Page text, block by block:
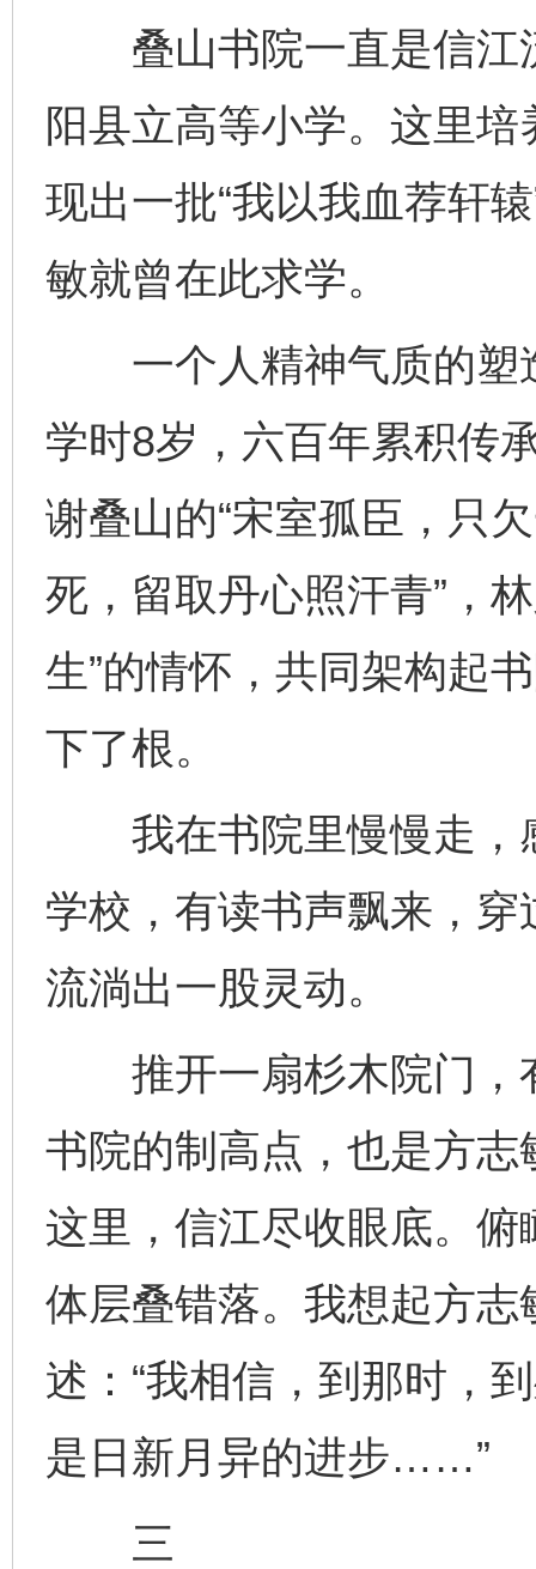
叠山书院一直是信江
阳县立高等小学。这里
现出一批“我以我血荐轩
敏就曾在此求学。
一个人精神气质的塑
学时8岁，六百年累积传
谢叠山的“宋室孤臣，只
死，留取丹心照汗青”，
生”的情怀，共同架构起
下了根。
我在书院里慢慢走，
学校，有读书声飘来，
流淌出一股灵动。
推开一扇杉木院门，
书院的制高点，也是方
这里，信江尽收眼底。
体层叠错落。我想起方
述：“我相信，到那时，
是日新月异的进步……”
三